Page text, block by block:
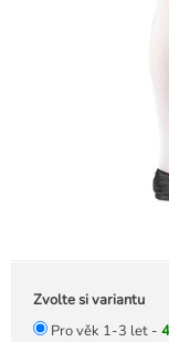
Zvolte si variantu
Pro věk 1-3 let -